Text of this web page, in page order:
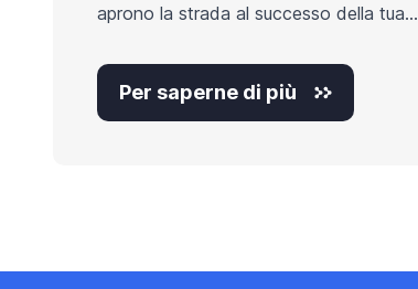
aprono la strada al successo della tua...
Per saperne di più